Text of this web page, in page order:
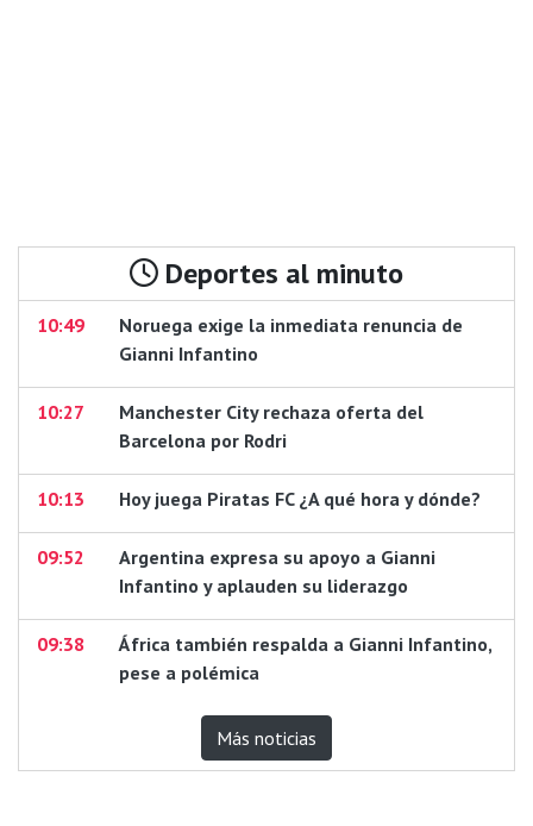
Deportes al minuto
10:49
Noruega exige la inmediata renuncia de
Gianni Infantino
10:27
Manchester City rechaza oferta del
Barcelona por Rodri
10:13 Hoy juega Piratas FC ¿A qué hora y dónde?
09:52
Argentina expresa su apoyo a Gianni
Infantino y aplauden su liderazgo
09:38
África también respalda a Gianni Infantino,
pese a polémica
Más noticias